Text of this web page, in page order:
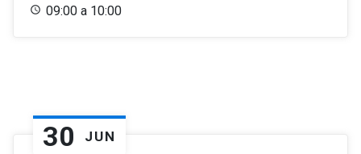
09:00 a 10:00
30 JUN